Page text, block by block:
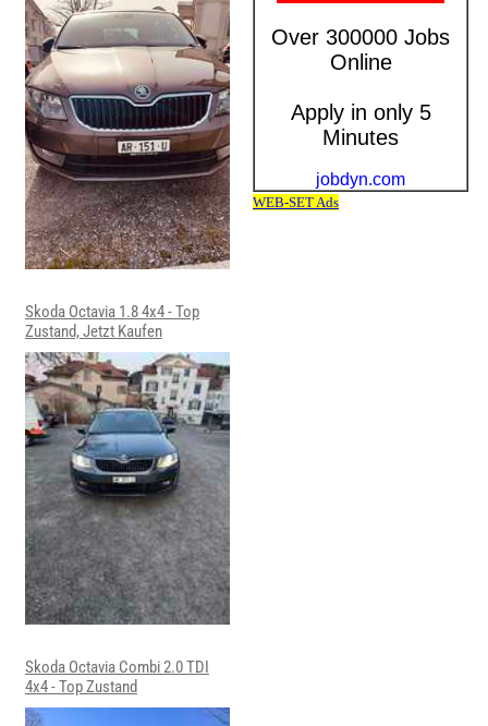
Skoda Octavia 1.8 4x4 - Top
Zustand, Jetzt Kaufen
Skoda Octavia Combi 2.0 TDI
4x4 - Top Zustand